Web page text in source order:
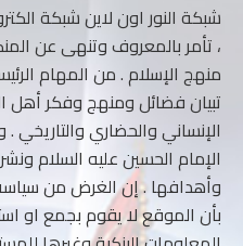
شبكة النور اون لاين شبكة
، تأمر بالمعروف وتنهى عن
منهج الإسلام . من المهام
تبيان فضائل ومنهج وفكر أهل
الإنساني والحضاري والتاريخي
الإمام الحسين عليه السلام
وأهدافها . إن الغرض من
بأن الموقع لا يقوم بجمع او